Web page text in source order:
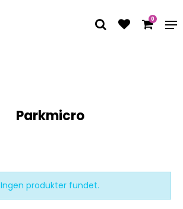
0
Parkmicro
Ingen produkter fundet.